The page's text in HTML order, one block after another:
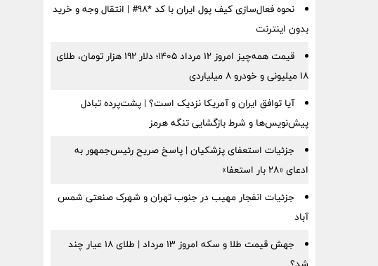
نحوه فعال‌سازی کیف پول ایران با کد *98# | انتقال وجه و خرید
بدون اینترنت
قیمت همه‌چیز امروز ۱۲ مرداد ۱۴۰۵؛ دلار ۱۹۲ هزار تومان، طلای
۱۸ میلیونی و خودرو ۸ میلیاردی
آیا توافق ایران و آمریکا نزدیک است؟ | پشت‌پرده تبادل
پیش‌نویس‌ها و شرط بازگشایی تنگه هرمز
جزئیات استعفای پزشکیان | پاسخ صریح رئیس‌جمهور به
ادعای «۲۸ بار استعفا»
جزئیات انفجار مهیب در جنوب تهران و شهرک صنعتی شمس
آباد
جهش قیمت طلا و سکه امروز ۱۳ مرداد | طلای ۱۸ عیار چند